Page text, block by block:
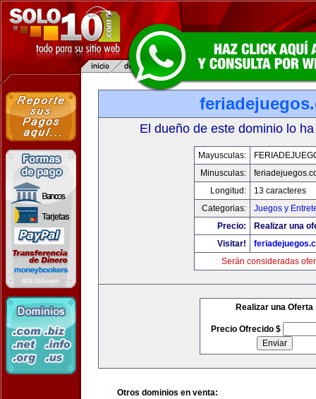
El dueño de este dominio lo
Mayusculas:
Minusculas:
Longitud:
13 caracteres
Categorias:
Juegos y
Precio:
Realizar una
Visitar!
Serán consideradas
Realizar una Oferta
Precio Ofrecido $
Otros dominios en venta: